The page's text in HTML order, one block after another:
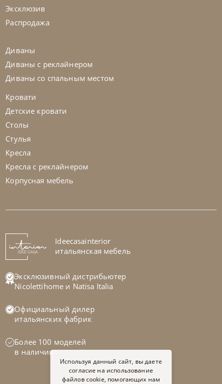
Кровать Zen
На заказ 45-90 дн
Эксклюзив
Распродажа
Диваны
Диваны с реклайнером
Диваны со спальным местом
Кровати
Детские кровати
Столы
Стулья
Кресла
Кресла с реклайнером
Корпусная мебель
Ideecasainterior
итальянская мебель
Эксклюзивный дистрибьютер
Nicolettihome и Natisa Italia
Официальный дилер
итальянских фабрик
Более 100 моделей
в наличии
Используя данный сайт, вы даете
согласие на использование
файлов cookie, помогающих нам